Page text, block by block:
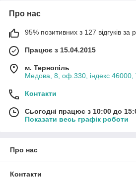
Про нас
95% позитивних з 127 відгуків за
Працює з 15.04.2015
м. Тернопіль
Медова, 8, оф.330, індекс 46000,
Контакти
Сьогодні працює з 10:00 до
Показати весь графік роботи
Про нас
Контакти